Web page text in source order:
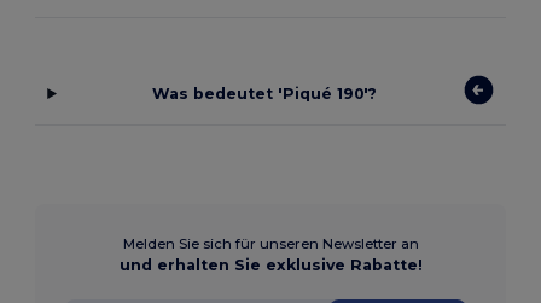
Was bedeutet 'Piqué 190'?
Melden Sie sich für unseren Newsletter an
und erhalten Sie exklusive Rabatte!